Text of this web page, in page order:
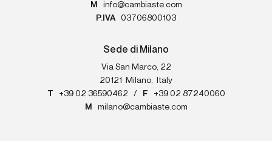
M
info@cambiaste.com
P.IVA
03706800103
Sede di Milano
Via San Marco, 22
20121
Milano,
Italy
T
+39 02 36590462 / F
+39 02 87240060
M
milano@cambiaste.com